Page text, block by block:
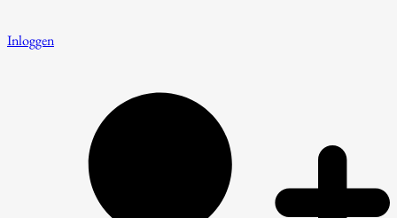
Inloggen